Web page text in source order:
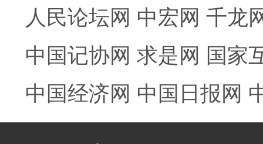
人民论坛网 中宏网 千龙
中国记协网 求是网 国家
中国经济网 中国日报网